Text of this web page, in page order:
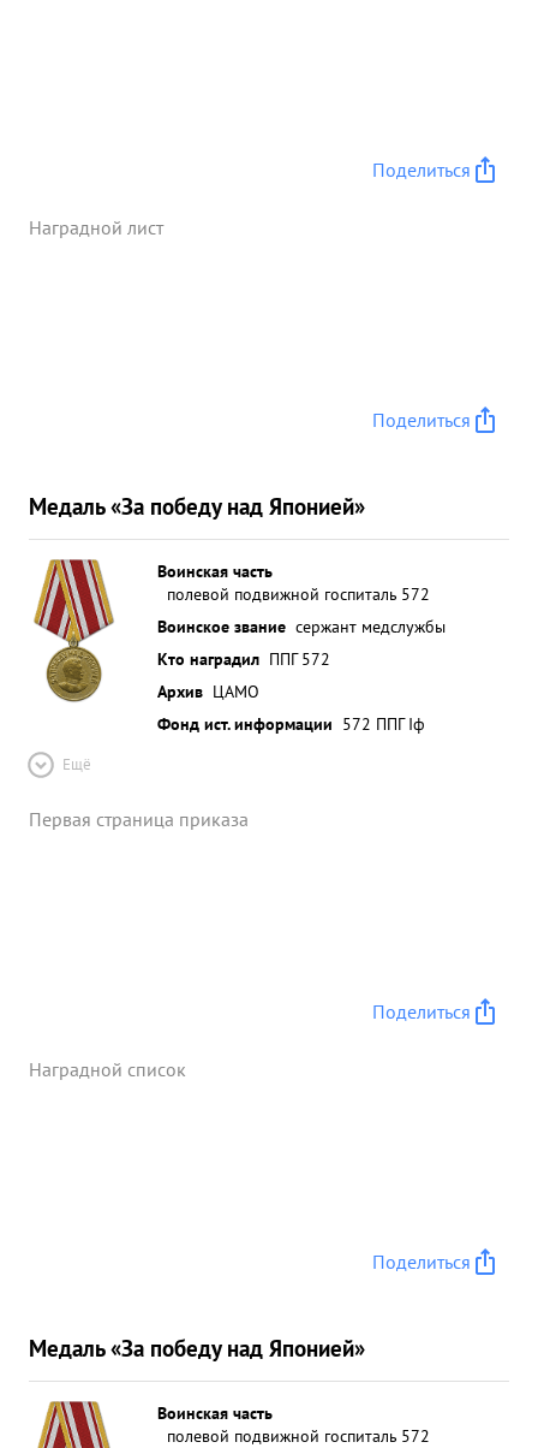
Поделиться
Наградной лист
Поделиться
Медаль «За победу над Японией»
Воинская часть
полевой подвижной госпиталь 572
Воинское звание сержант медслужбы
Кто наградил ППГ 572
Архив ЦАМО
Фонд ист. информации 572 ППГ Iф
Ещё
Первая страница приказа
Поделиться
Наградной список
Поделиться
Медаль «За победу над Японией»
Воинская часть
полевой подвижной госпиталь 572